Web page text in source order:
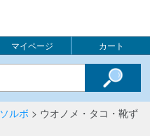
マイページ カート
ソルボ > ウオノメ・タコ・靴ず